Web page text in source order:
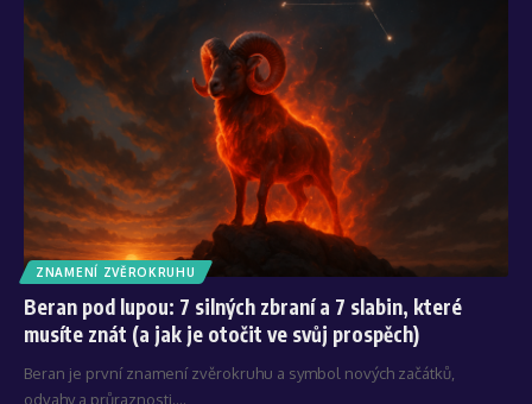
ZNAMENÍ ZVĚROKRUHU
Beran pod lupou: 7 silných zbraní a 7 slabin, které
musíte znát (a jak je otočit ve svůj prospěch)
Beran je první znamení zvěrokruhu a symbol nových začátků,
odvahy a průraznosti.…